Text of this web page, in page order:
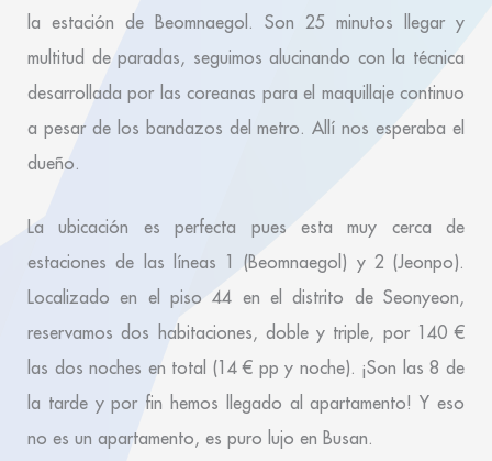
la estación de Beomnaegol. Son 25 minutos llegar y
multitud de paradas, seguimos alucinando con la técnica
desarrollada por las coreanas para el maquillaje continuo
a pesar de los bandazos del metro. Allí nos esperaba el
dueño.
La ubicación es perfecta pues esta muy cerca de
estaciones de las líneas 1 (Beomnaegol) y 2 (Jeonpo).
Localizado en el piso 44 en el distrito de Seonyeon,
reservamos dos habitaciones, doble y triple, por 140 €
las dos noches en total (14 € pp y noche). ¡Son las 8 de
la tarde y por fin hemos llegado al apartamento! Y eso
no es un apartamento, es puro lujo en Busan.